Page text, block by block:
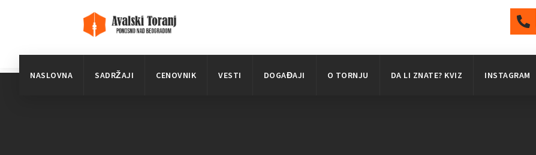
NASLOVNA SADRŽAJI CENOVNIK VESTI DOGAĐAJI O TORNJU DA LI ZNATE? KVIZ INSTAGRAM